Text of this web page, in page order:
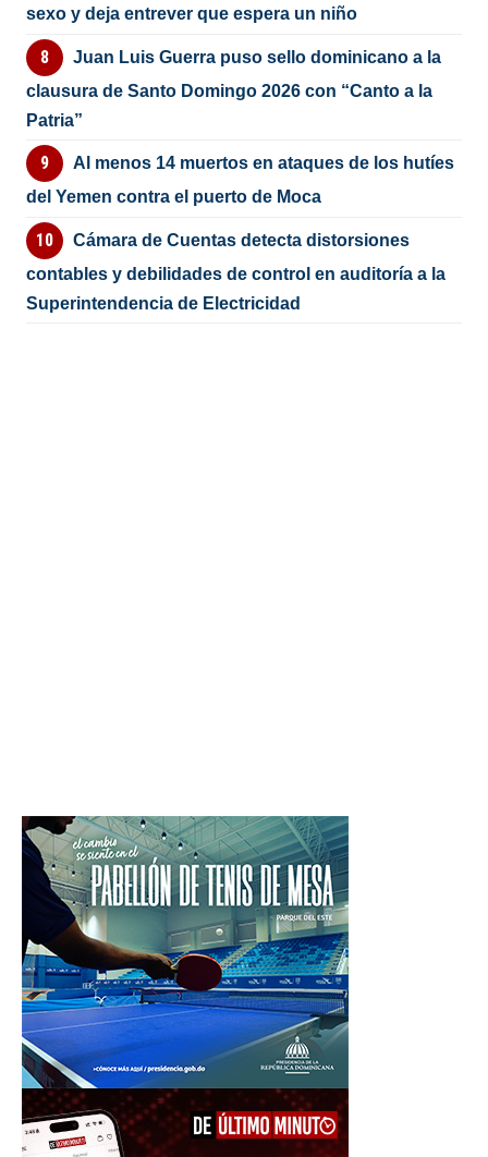
sexo y deja entrever que espera un niño
Juan Luis Guerra puso sello dominicano a la
clausura de Santo Domingo 2026 con “Canto a la
Patria”
Al menos 14 muertos en ataques de los hutíes
del Yemen contra el puerto de Moca
Cámara de Cuentas detecta distorsiones
contables y debilidades de control en auditoría a la
Superintendencia de Electricidad